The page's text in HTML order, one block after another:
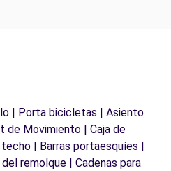
| Porta bicicletas | Asiento
de Movimiento | Caja de
| Barras portaesquíes |
remolque | Cadenas para